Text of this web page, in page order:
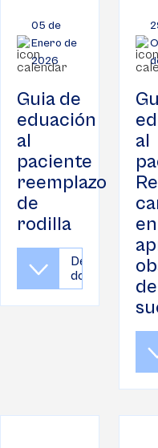
05 de
Enero de
2026
Guia de
eduación
al
paciente
reemplazo
de
rodilla
Descargar
documento
al